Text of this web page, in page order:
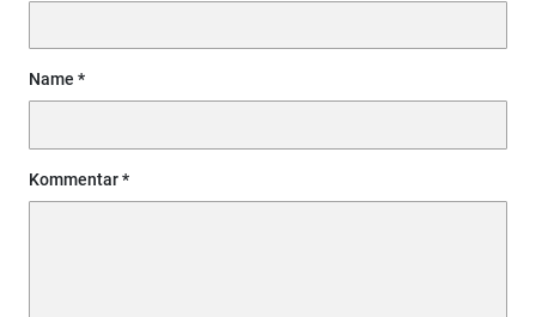
Name
Kommentar